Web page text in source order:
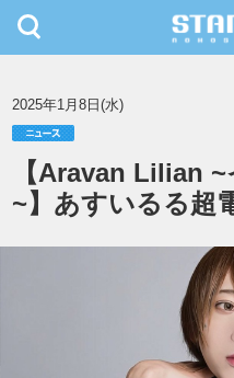
toggle
navigation
2025年1月8日(水)
【Aravan Lilian
~】あすいるる超